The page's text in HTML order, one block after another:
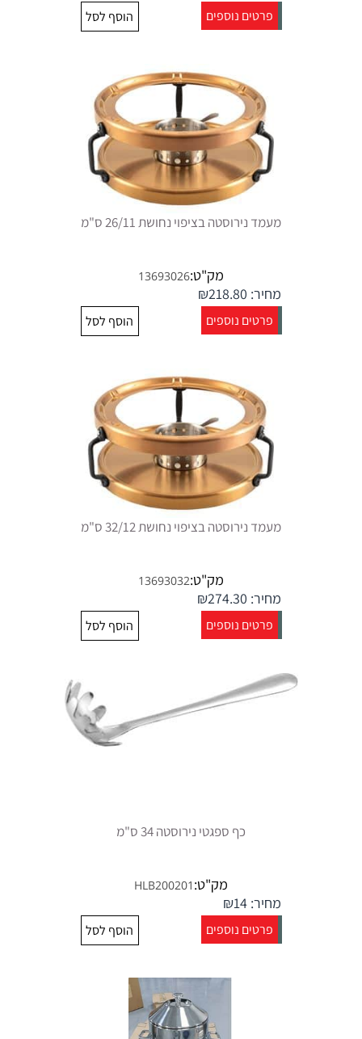
פרטים נוספים הוסף לסל
מעמד נירוסטה בציפוי נחושת 26/11 ס"מ
מק"ט:13693026
מחיר: ₪218.80
פרטים נוספים הוסף לסל
מעמד נירוסטה בציפוי נחושת 32/12 ס"מ
מק"ט:13693032
מחיר: ₪274.30
פרטים נוספים הוסף לסל
כף ספגטי נירוסטה 34 ס"מ
מק"ט: HLB200201
מחיר: ₪14
פרטים נוספים הוסף לסל